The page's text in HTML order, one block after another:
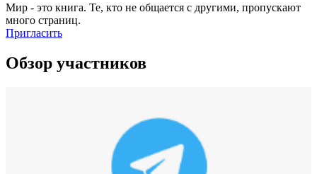
Мир - это книга. Те, кто не общается с другими, пропускают
много страниц.
Пригласить
Обзор участников